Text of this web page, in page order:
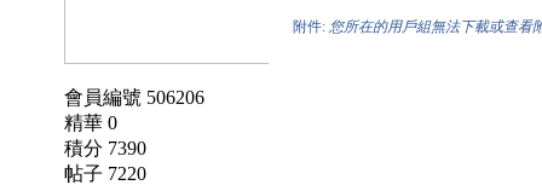
會員編號 506206
精華 0
積分 7390
帖子 7220
附件: 您所在的用戶組無法下載或查看